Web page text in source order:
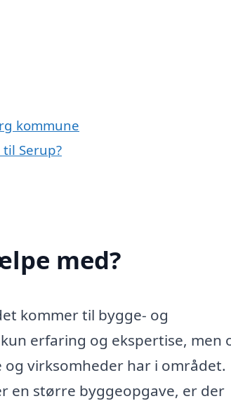
kommune
Serup?
med?
kommer til bygge- og
erfaring og ekspertise, men
virksomheder har i området.
en større byggeopgave, er der